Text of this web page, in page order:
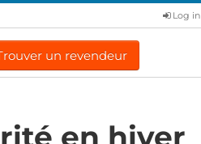
Log in
un revendeur
en hiver